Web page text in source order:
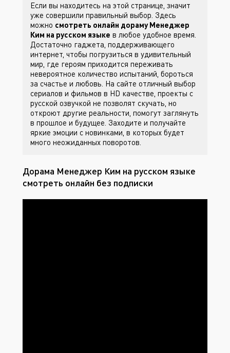
Если вы находитесь на этой странице, значит
уже совершили правильный выбор. Здесь
можно смотреть онлайн дораму Менеджер
Ким на русском языке в любое удобное время.
Достаточно гаджета, поддерживающего
интернет, чтобы погрузиться в удивительный
мир, где героям приходится переживать
невероятное количество испытаний, бороться
за счастье и любовь. На сайте отличный выбор
сериалов и фильмов в HD качестве, проекты с
русской озвучкой не позволят скучать, но
откроют другие реальности, помогут заглянуть
в прошлое и будущее. Заходите и получайте
яркие эмоции с новинками, в которых будет
много неожиданных поворотов.
Дорама Менеджер Ким на русском языке
смотреть онлайн без подписки